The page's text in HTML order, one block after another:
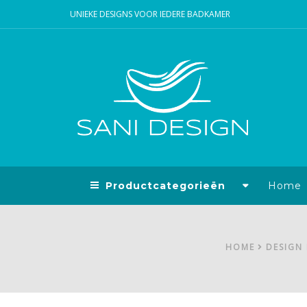
UNIEKE DESIGNS VOOR IEDERE BADKAMER
Productcategorieën Home
HOME DESIGN